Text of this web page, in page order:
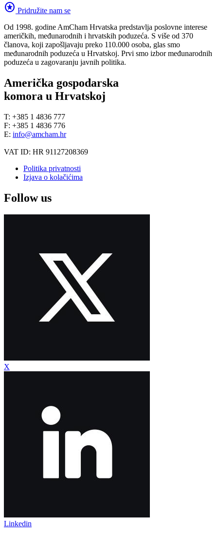
stars Pridružite nam se
Od 1998. godine AmCham Hrvatska predstavlja poslovne interese
američkih, međunarodnih i hrvatskih poduzeća. S više od 370
članova, koji zapošljavaju preko 110.000 osoba, glas smo
međunarodnih poduzeća u Hrvatskoj. Prvi smo izbor međunarodnih
poduzeća u zagovaranju javnih politika.
Američka gospodarska
komora u Hrvatskoj
T: +385 1 4836 777
F: +385 1 4836 776
E: info@amcham.hr
VAT ID: HR 91127208369
Politika privatnosti
Izjava o kolačićima
Follow us
X
Linkedin